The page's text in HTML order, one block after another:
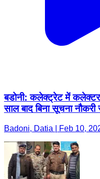
बडोनी: कलेक्ट्रेट में कलेक्टर
साल बाद बिना सूचना
Badoni, Datia | Feb 10,